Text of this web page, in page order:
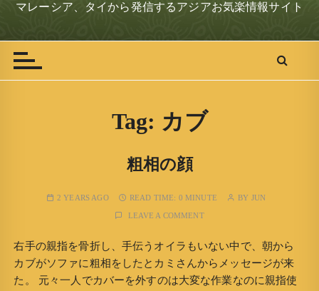
t
マレーシア、タイから発信するアジアお気楽情報サイト
Tag: カブ
粗相の顔
2 YEARS AGO READ TIME: 0 MINUTE BY JUN
LEAVE A COMMENT
右手の親指を骨折し、手伝うオイラもいない中で、朝から
カブがソファに粗相をしたとカミさんからメッセージが来
た。 元々一人でカバーを外すのは大変な作業なのに親指使